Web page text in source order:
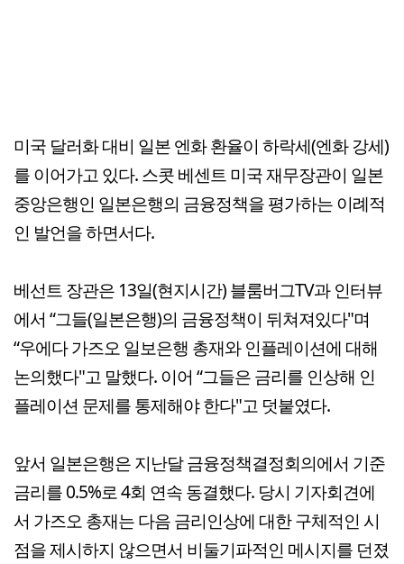
미국 달러화 대비 일본 엔화 환율이 하락세(엔화 강세)
를 이어가고 있다. 스콧 베센트 미국 재무장관이 일본
중앙은행인 일본은행의 금융정책을 평가하는 이례적
인 발언을 하면서다.
베선트 장관은 13일(현지시간) 블룸버그TV과 인터뷰
에서 “그들(일본은행)의 금융정책이 뒤쳐져있다"며
“우에다 가즈오 일보은행 총재와 인플레이션에 대해
논의했다"고 말했다. 이어 “그들은 금리를 인상해 인
플레이션 문제를 통제해야 한다"고 덧붙였다.
앞서 일본은행은 지난달 금융정책결정회의에서 기준
금리를 0.5%로 4회 연속 동결했다. 당시 기자회견에
서 가즈오 총재는 다음 금리인상에 대한 구체적인 시
점을 제시하지 않으면서 비둘기파적인 메시지를 던졌